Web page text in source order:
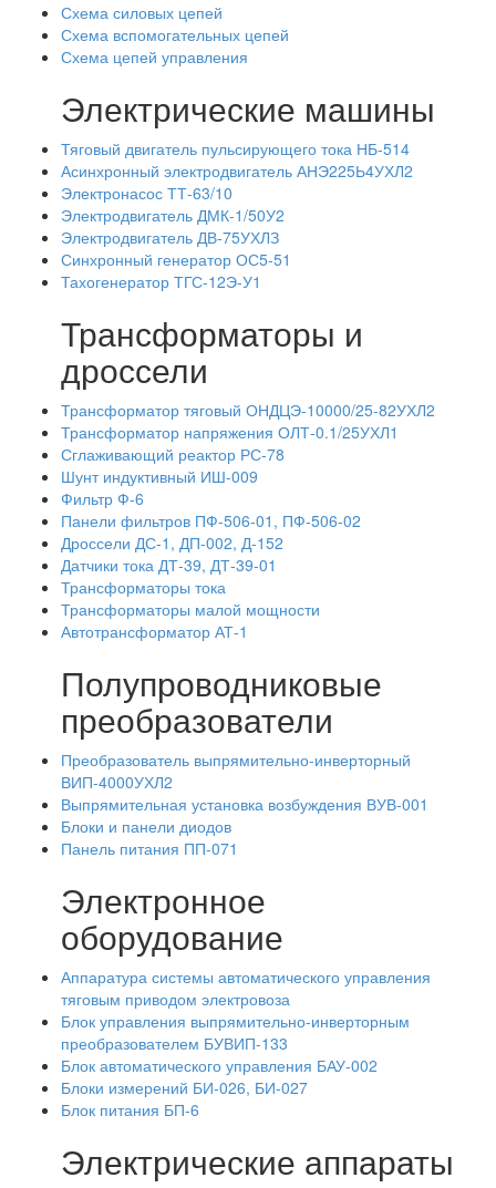
Схема силовых цепей
Схема вспомогательных цепей
Схема цепей управления
Электрические машины
Тяговый двигатель пульсирующего тока НБ-514
Асинхронный электродвигатель АНЭ225Ь4УХЛ2
Электронасос ТТ-63/10
Электродвигатель ДМК-1/50У2
Электродвигатель ДВ-75УХЛЗ
Синхронный генератор ОС5-51
Тахогенератор ТГС-12Э-У1
Трансформаторы и
дроссели
Трансформатор тяговый ОНДЦЭ-10000/25-82УХЛ2
Трансформатор напряжения ОЛТ-0.1/25УХЛ1
Сглаживающий реактор РС-78
Шунт индуктивный ИШ-009
Фильтр Ф-6
Панели фильтров ПФ-506-01, ПФ-506-02
Дроссели ДС-1, ДП-002, Д-152
Датчики тока ДТ-39, ДТ-39-01
Трансформаторы тока
Трансформаторы малой мощности
Автотрансформатор АТ-1
Полупроводниковые
преобразователи
Преобразователь выпрямительно-инверторный
ВИП-4000УХЛ2
Выпрямительная установка возбуждения ВУВ-001
Блоки и панели диодов
Панель питания ПП-071
Электронное
оборудование
Аппаратура системы автоматического управления
тяговым приводом электровоза
Блок управления выпрямительно-инверторным
преобразователем БУВИП-133
Блок автоматического управления БАУ-002
Блоки измерений БИ-026, БИ-027
Блок питания БП-6
Электрические аппараты